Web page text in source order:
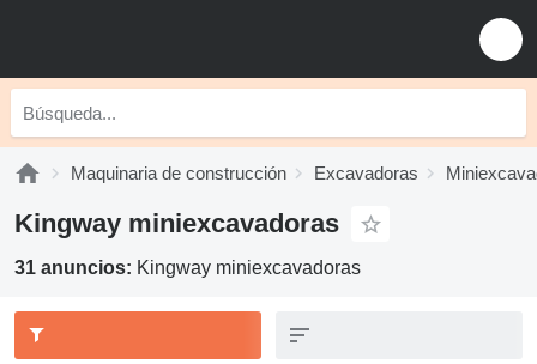
Maquinaria de construcción Excavadoras
Kingway miniexcavadoras
31 anuncios: Kingway miniexcavadoras